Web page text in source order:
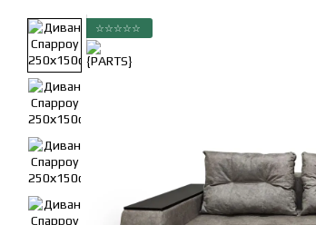
☆☆☆☆☆